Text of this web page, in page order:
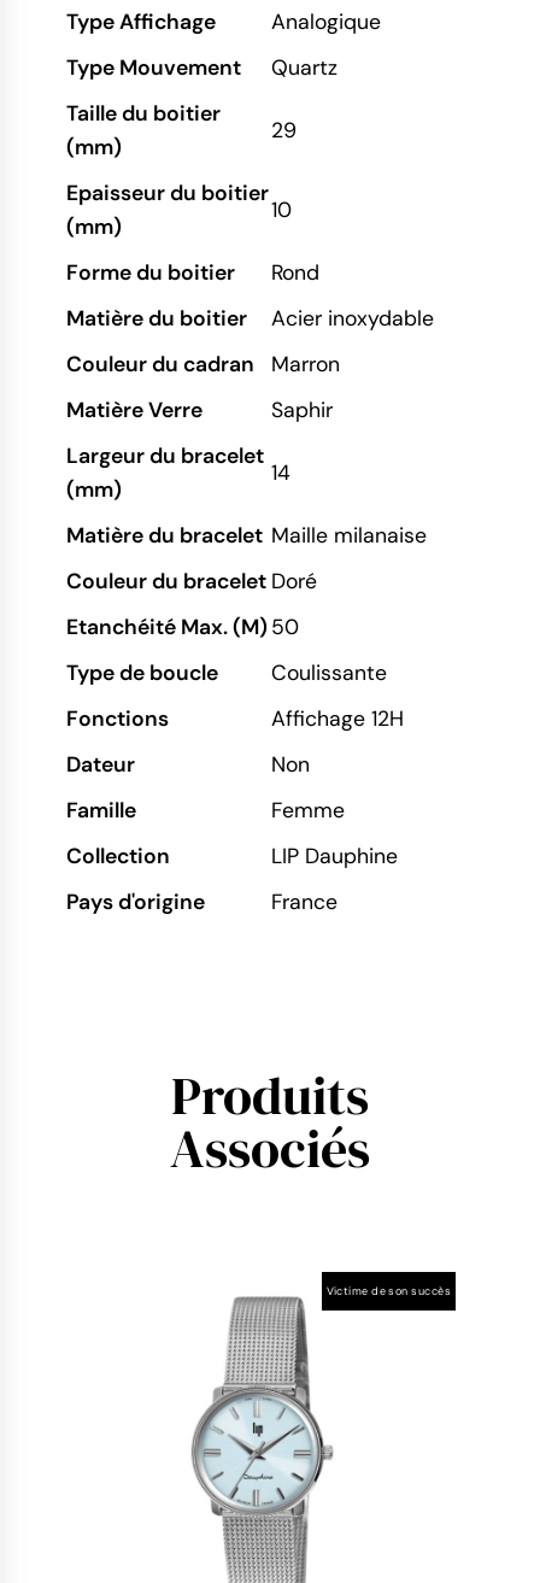
Type Affichage
Analogique
Type Mouvement
Quartz
Taille du boitier
(mm)
29
Epaisseur du boitier
(mm)
10
Forme du boitier
Rond
Matière du boitier
Acier inoxydable
Couleur du cadran
Marron
Matière Verre
Saphir
Largeur du bracelet
(mm)
14
Matière du bracelet Maille milanaise
Couleur du bracelet Doré
Etanchéité Max. (M)50
Type de boucle
Coulissante
Fonctions
Affichage 12H
Dateur
Non
Famille
Femme
Collection
LIP Dauphine
Pays d'origine
France
Produits
Associés
Victime de son succès